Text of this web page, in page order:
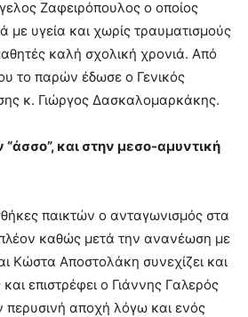
Ζαφειρόπουλος ο οποίος
με υγεία και χωρίς τραυματισμούς
καλή σχολική χρονιά. Από
το παρών έδωσε ο Γενικός
κ. Γιώργος Δασκαλομαρκάκης.
“άσσο”, και στην μεσο-αμυντική
παικτών ο ανταγωνισμός στα
καθώς μετά την ανανέωση με
Κώστα Αποστολάκη συνεχίζει και
επιστρέφει ο Γιάννης Γαλερός
αποχή λόγω και ενός